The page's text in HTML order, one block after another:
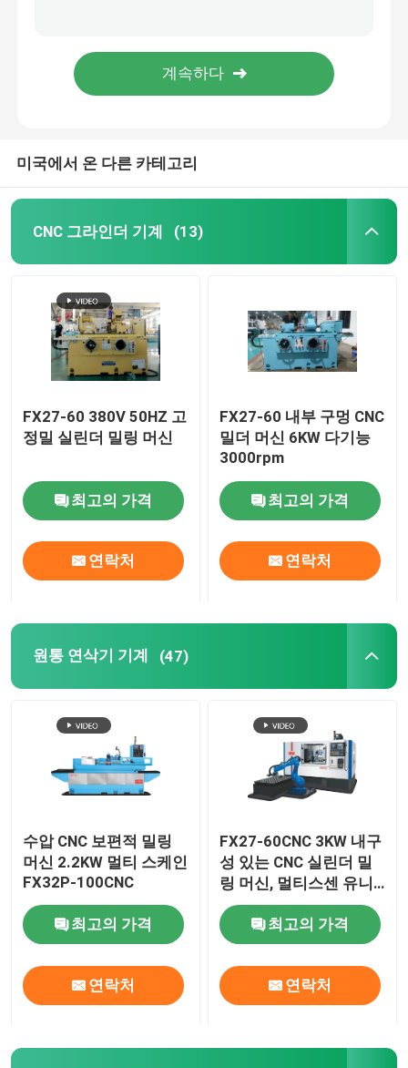
중심이 없는 밀링 머신
수직 연삭기
표면 연마기
크랜크샤프트 밀링 머신
갠트리 CNC 기계
CNC 공구 연삭기
스텝다운 연삭기
380V 50Hz 캄샤프트 썰기 GP32 경화 저항
미국에서 온 다른 카테고리
CNC 그라인더 기계 (13)
FX27-60 380V 50HZ 고
정밀 실린더 밀링 머신
최고의 가격
연락처
FX27-60 내부 구멍 CNC
밀더 머신 6KW 다기능
3000rpm
최고의 가격
연락처
원통 연삭기 기계 (47)
수압 CNC 보편적 밀링
머신 2.2KW 멀티 스케인
FX32P-100CNC
최고의 가격
연락처
FX27-60CNC 3KW 내구
성 있는 CNC 실린더 밀
링 머신, 멀티스센 유니
버설 밀링 머신
최고의 가격
연락처